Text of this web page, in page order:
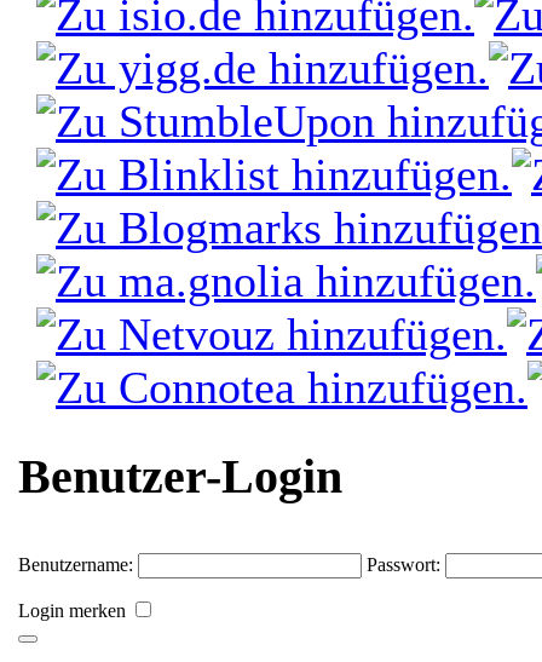
Benutzer-Login
Benutzername: Passwort:
Login merken